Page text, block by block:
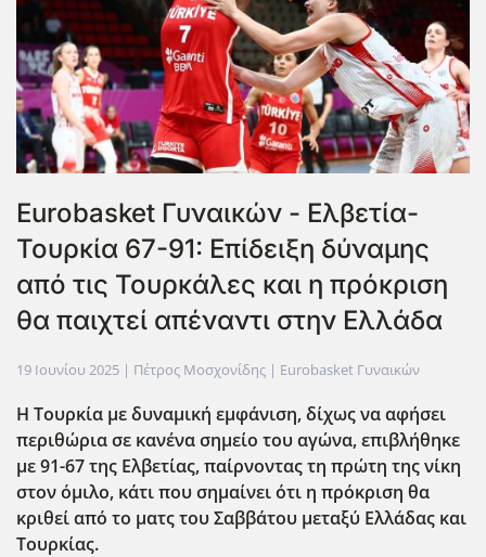
Eurobasket Γυναικών - Ελβετία-
Τουρκία 67-91: Επίδειξη δύναμης
από τις Τουρκάλες και η πρόκριση
θα παιχτεί απέναντι στην Ελλάδα
19 Ιουνίου 2025 | Πέτρος Μοσχονίδης | Eurobasket Γυναικών
Η Τουρκία με δυναμική εμφάνιση, δίχως να αφήσει
περιθώρια σε κανένα σημείο του αγώνα, επιβλήθηκε
με 91-67 της Ελβετίας, παίρνοντας τη πρώτη της νίκη
στον όμιλο, κάτι που σημαίνει ότι η πρόκριση θα
κριθεί από το ματς του Σαββάτου μεταξύ Ελλάδας και
Τουρκίας.